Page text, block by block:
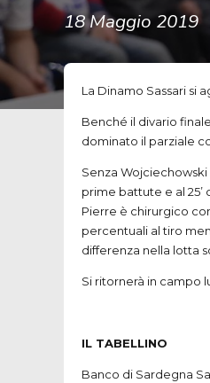
18 Maggio 2019
La Dinamo Sassari si
Benché il divario
dominato il parziale
Senza
prime battute e al 25’
Pierre è chirurgico
percentuali al tiro
differenza nella lotta
Si ritornerà in campo
IL TABELLINO
Banco di Sardegna